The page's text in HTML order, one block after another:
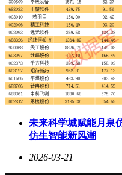
未来科学城赋能月泉
仿生智能新风潮
2026-03-21